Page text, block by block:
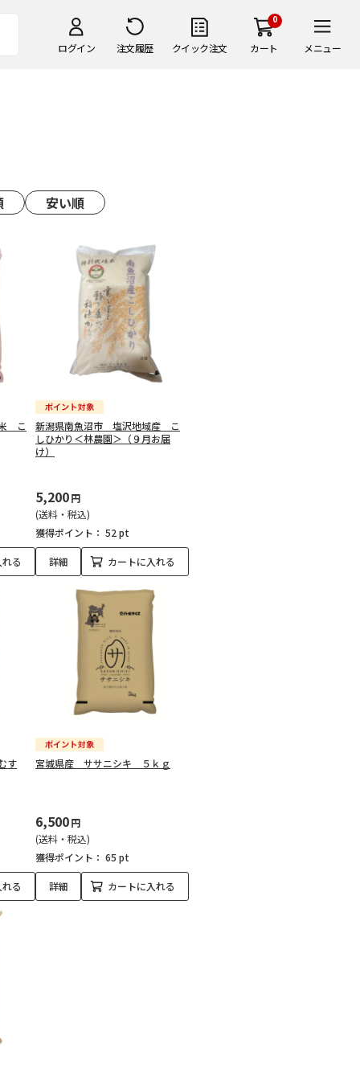
ログイン 注文履歴 クイック注文
0
カート メニュー
安い順
こ
る
新潟県南魚沼市 塩沢地域産 こ
しひかり＜林農園＞（９月お届
け）
5,200円
(送料・税込)
獲得ポイント： 52 pt
詳細 カートに入れる
す
る
宮城県産 ササニシキ ５ｋｇ
6,500円
(送料・税込)
獲得ポイント： 65 pt
詳細 カートに入れる